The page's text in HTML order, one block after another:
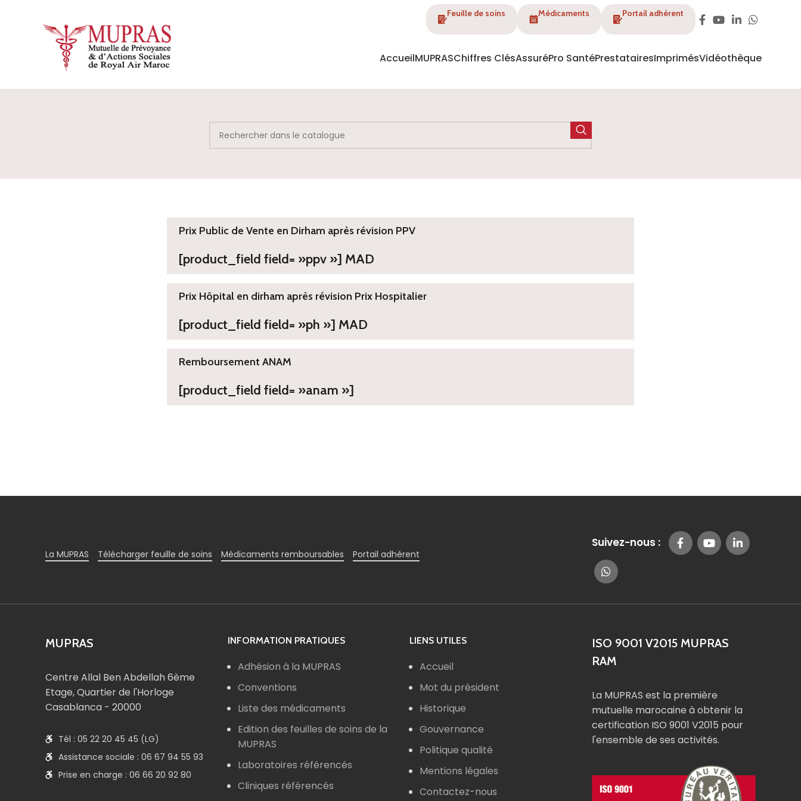
Feuille de soins Médicaments Portail adhérent
AccueilMUPRASChiffres ClésAssuréPro SantéPrestatairesImprimésVidéothèque
Prix Public de Vente en Dirham après révision PPV
[product_field field= »ppv »] MAD
Prix Hôpital en dirham après révision Prix Hospitalier
[product_field field= »ph »] MAD
Remboursement ANAM
[product_field field= »anam »]
La MUPRAS Télécharger feuille de soins Médicaments remboursables Portail adhérent
Suivez-nous :
MUPRAS
Centre Allal Ben Abdellah 6ème
Etage, Quartier de l'Horloge
Casablanca - 20000
Tél : 05 22 20 45 45 (LG)
Assistance sociale : 06 67 94 55 93
Prise en charge : 06 66 20 92 80
INFORMATION PRATIQUES
Adhésion à la MUPRAS
Conventions
Liste des médicaments
Edition des feuilles de soins de la
MUPRAS
Laboratoires référencés
Cliniques référencés
LIENS UTILES
Accueil
Mot du président
Historique
Gouvernance
Politique qualité
Mentions légales
Contactez-nous
ISO 9001 V2015 MUPRAS
RAM
La MUPRAS est la première
mutuelle marocaine à obtenir la
certification ISO 9001 V2015 pour
l'ensemble de ses activités.